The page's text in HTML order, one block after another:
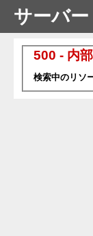
サーバ
500 - 内
検索中のリソ